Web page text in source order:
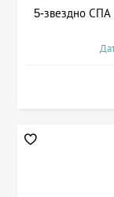
5-звездно СПА